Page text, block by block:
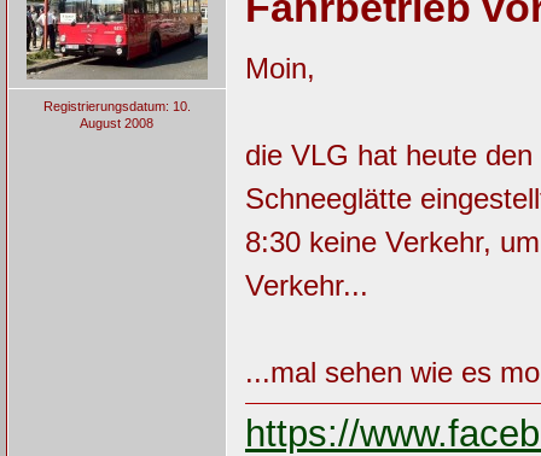
Registrierungsdatum: 10.
August 2008
Moin,
die VLG hat heute
Schneeglätte
8:30 keine Verkehr,
Verkehr...
...mal sehen wie es
https://